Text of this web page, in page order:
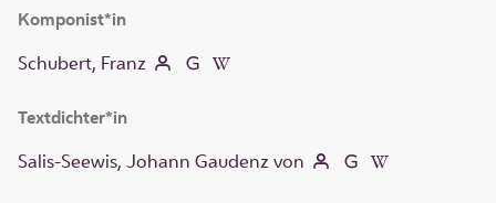
Komponist*in
Schubert, Franz
Textdichter*in
Salis-Seewis, Johann Gaudenz von